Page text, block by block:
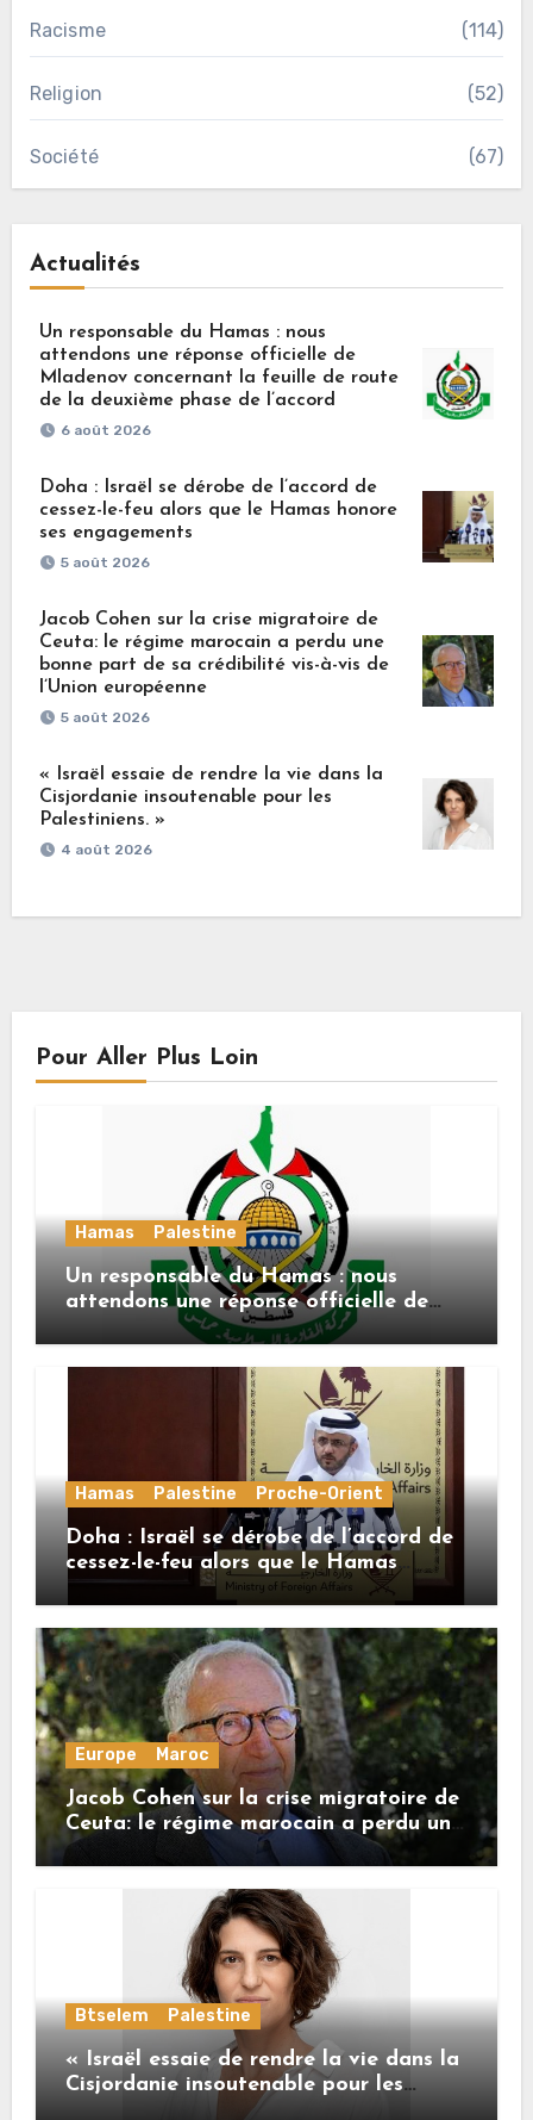
Racisme (114)
Religion (52)
Société (67)
Actualités
Un responsable du Hamas : nous
attendons une réponse officielle de
Mladenov concernant la feuille de route
de la deuxième phase de l’accord
6 août 2026
Doha : Israël se dérobe de l’accord de
cessez-le-feu alors que le Hamas honore
ses engagements
5 août 2026
Jacob Cohen sur la crise migratoire de
Ceuta: le régime marocain a perdu une
bonne part de sa crédibilité vis-à-vis de
l’Union européenne
5 août 2026
« Israël essaie de rendre la vie dans la
Cisjordanie insoutenable pour les
Palestiniens. »
4 août 2026
Pour Aller Plus Loin
Hamas Palestine
Un responsable du Hamas : nous
attendons une réponse officielle de
Mladenov concernant la feuille de
route de la deuxième phase de l’accord
Hamas Palestine Proche-Orient
Doha : Israël se dérobe de l’accord de
cessez-le-feu alors que le Hamas
honore ses engagements
Europe Maroc
Jacob Cohen sur la crise migratoire de
Ceuta: le régime marocain a perdu une
bonne part de sa crédibilité vis-à-vis
de l’Union européenne
Btselem Palestine
« Israël essaie de rendre la vie dans la
Cisjordanie insoutenable pour les